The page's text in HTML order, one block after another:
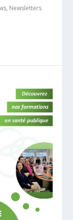
, Newsletters